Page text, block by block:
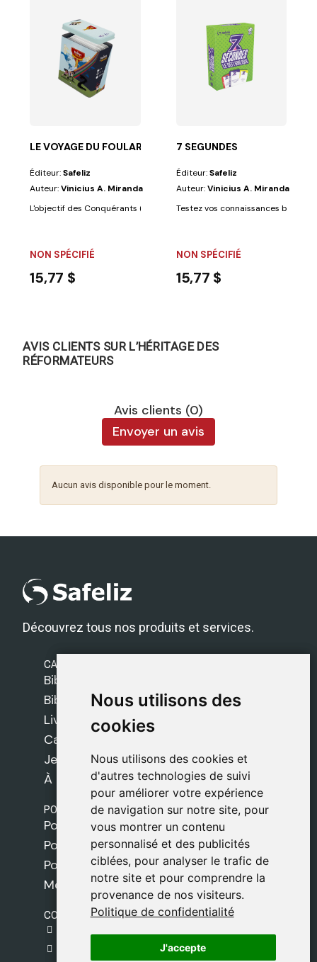
Nous utilisons des
cookies
Nous utilisons des cookies et
d'autres technologies de suivi
pour améliorer votre expérience
de navigation sur notre site, pour
vous montrer un contenu
personnalisé et des publicités
ciblées, pour analyser le trafic de
notre site et pour comprendre la
provenance de nos visiteurs.
Politique de confidentialité
J'accepte
Nous utilisons des
cookies
Nous utilisons des cookies et
d'autres technologies de suivi
pour améliorer votre expérience
de navigation sur notre site, pour
vous montrer un contenu
personnalisé et des publicités
ciblées, pour analyser le trafic de
notre site et pour comprendre la
provenance de nos visiteurs.
Politique de confidentialité
J'accepte
vos connaissances bibliques de façon...
LE VOYAGE DU FOULARD
Éditeur:Safeliz
Auteur:Vinicius A. Miranda
L'objectif des Conquérants (ou Explorateurs en Espagne) est de «
NON SPÉCIFIÉ
15,77 $
7 SEGUNDES
Éditeur:Safeliz
Auteur:Vinicius A. Miranda
Testez vos connaissances
NON SPÉCIFIÉ
15,77 $
AVIS CLIENTS SUR L’HÉRITAGE DES
RÉFORMATEURS
Avis clients (0)
Envoyer un avis
Aucun avis disponible pour le moment.
Découvrez tous nos produits et services.
CATÉGORIES
Bibles Safeliz
Bibles
Livres
Cadeaux
Jeux
À propos de nous
POLITIQUES
Politique de livraison
Politique de cookies
Politique de confidentialité
Mentions légales
CONTACT
C. del Pradillo, 6, 28770 Colmenar Viejo,